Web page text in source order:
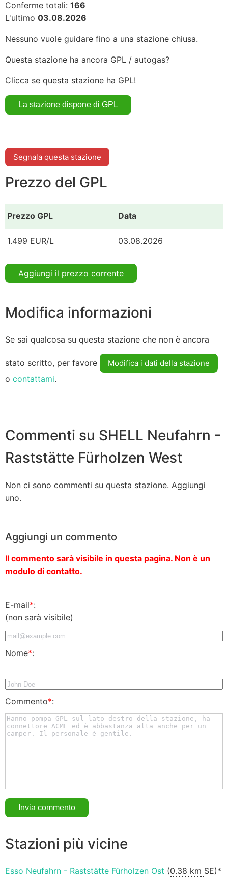
Conferme totali: 166
L'ultimo 03.08.2026
Nessuno vuole guidare fino a una stazione chiusa.
Questa stazione ha ancora GPL / autogas?
Clicca se questa stazione ha GPL!
Segnala questa stazione
Prezzo del GPL
Prezzo GPL Data
1.499 EUR/L 03.08.2026
Aggiungi il prezzo corrente
Modifica informazioni
Se sai qualcosa su questa stazione che non è ancora
stato scritto, per favore Modifica i dati della stazione
o contattami.
Commenti su SHELL Neufahrn -
Raststätte Fürholzen West
Non ci sono commenti su questa stazione. Aggiungi
uno.
Aggiungi un commento
Il commento sarà visibile in questa pagina. Non è un
modulo di contatto.
E-mail*:
(non sarà visibile)
Nome*:
Commento*:
Stazioni più vicine
Esso Neufahrn - Raststätte Fürholzen Ost (0.38 km SE)*